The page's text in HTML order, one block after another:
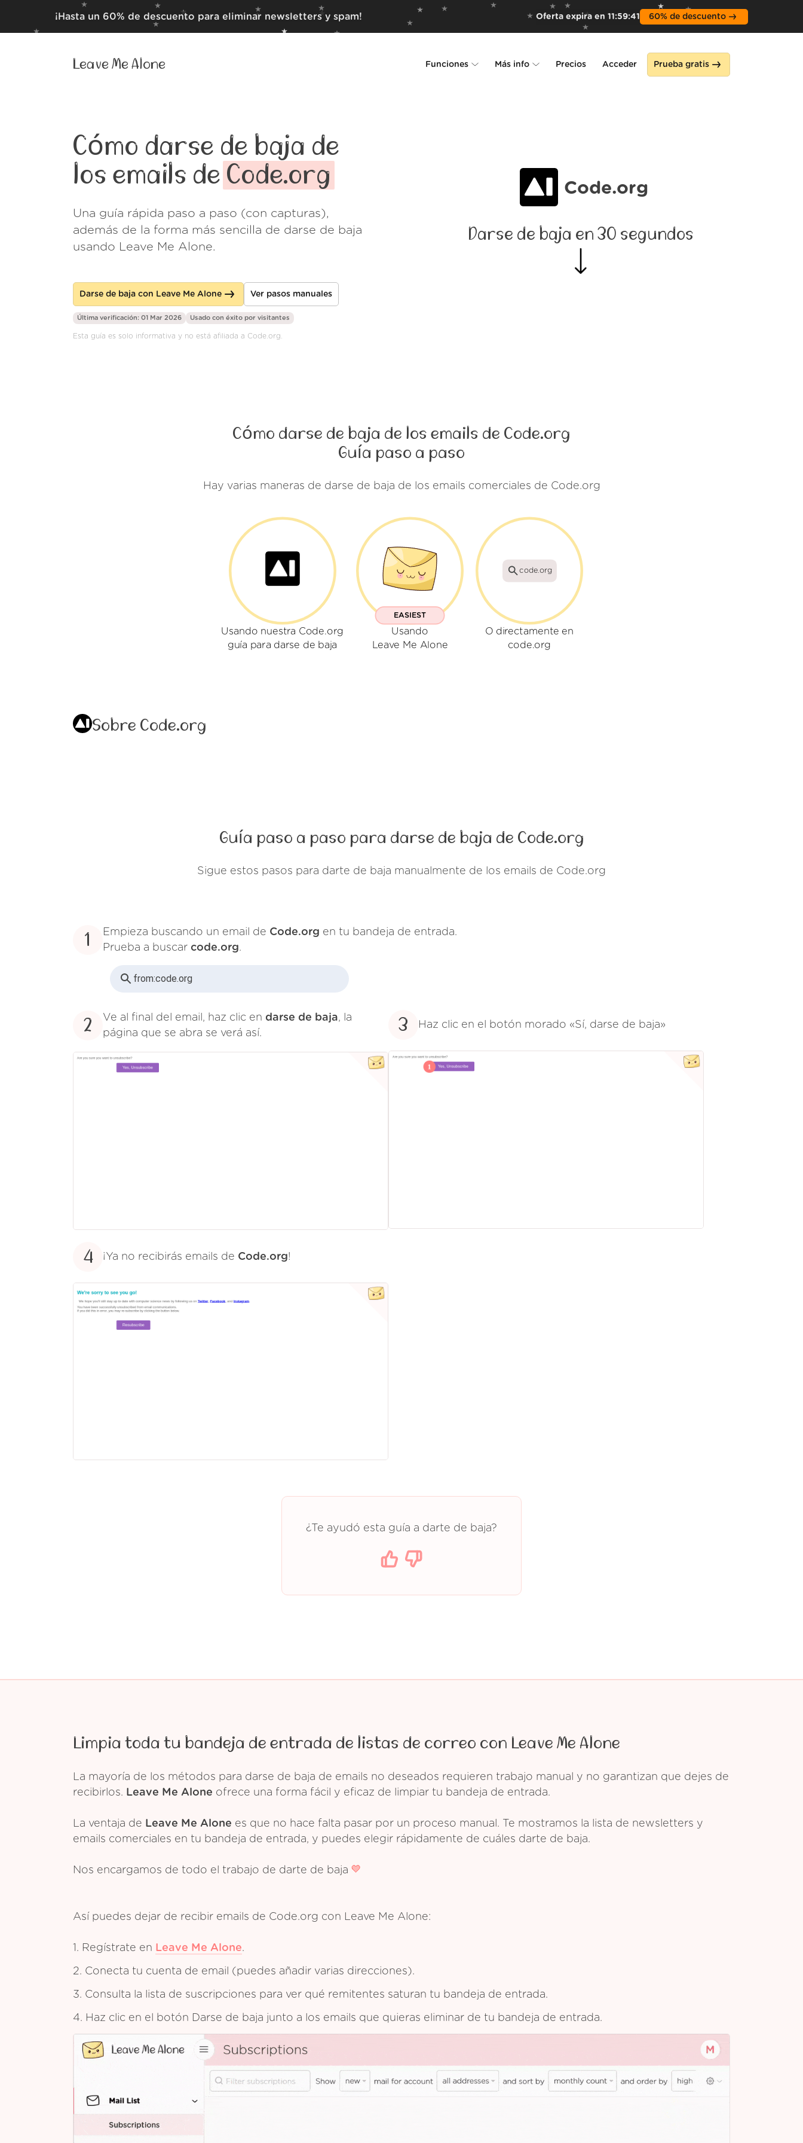
¡Hasta un 60% de descuento para eliminar newsletters y spam! Oferta expira en 11:59:39 60% de descuento
Leave Me Alone Funciones Más info Precios Acceder Prueba gratis
Cómo darse de baja de
los emails de Code.org
Una guía rápida paso a paso (con capturas),
además de la forma más sencilla de darse de baja
usando Leave Me Alone.
Darse de baja con Leave Me Alone Ver pasos manuales
Code.org
Darse de baja en 30 segundos
Última verificación: 01 Mar 2026 Usado con éxito por visitantes
Esta guía es solo informativa y no está afiliada a Code.org.
Cómo darse de baja de los emails de Code.org
Guía paso a paso
Hay varias maneras de darse de baja de los emails comerciales de Code.org
Usando nuestra Code.org
guía para darse de baja
EASIEST
Usando
Leave Me Alone
code.org
O directamente en
code.org
Sobre Code.org
Guía paso a paso para darse de baja de Code.org
Sigue estos pasos para darte de baja manualmente de los emails de Code.org
1 Empieza buscando un email de Code.org en tu bandeja de entrada.
Prueba a buscar code.org.
from:code.org
2 Ve al final del email, haz clic en darse de baja, la
página que se abra se verá así.
3 Haz clic en el botón morado «Sí, darse de baja»
4 ¡Ya no recibirás emails de Code.org!
¿Te ayudó esta guía a darte de baja?
Limpia toda tu bandeja de entrada de listas de correo con Leave Me Alone
La mayoría de los métodos para darse de baja de emails no deseados requieren trabajo manual y no garantizan que dejes de
recibirlos. Leave Me Alone ofrece una forma fácil y eficaz de limpiar tu bandeja de entrada.
La ventaja de Leave Me Alone es que no hace falta pasar por un proceso manual. Te mostramos la lista de newsletters y
emails comerciales en tu bandeja de entrada, y puedes elegir rápidamente de cuáles darte de baja.
Nos encargamos de todo el trabajo de darte de baja
Así puedes dejar de recibir emails de Code.org con Leave Me Alone:
1. Regístrate en Leave Me Alone.
2. Conecta tu cuenta de email (puedes añadir varias direcciones).
3. Consulta la lista de suscripciones para ver qué remitentes saturan tu bandeja de entrada.
4. Haz clic en el botón Darse de baja junto a los emails que quieras eliminar de tu bandeja de entrada.